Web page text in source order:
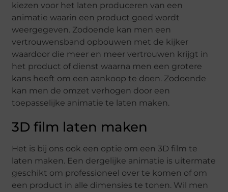
kiezen voor het laten produceren van een
animatie waarin een product goed wordt
weergegeven. Zodoende kan men een
vertrouwensband opbouwen met de kijker
waardoor die meer en meer vertrouwen krijgt in
het product of dienst waarna men een grotere
kans heeft om een aankoop te doen. Zodoende
kan men de omzet verhogen door een
toepasselijke animatie te laten maken.
3D film laten maken
Het is bij ons ook een optie om een 3D film te
laten maken. Een dergelijke animatie is uitermate
geschikt om professioneel over te komen of om
een product in alle dimensies te tonen. Wil men